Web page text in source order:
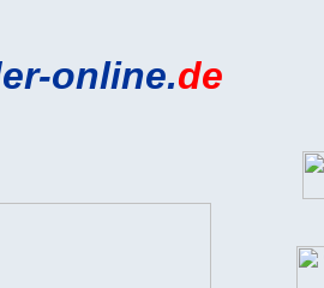
online.de